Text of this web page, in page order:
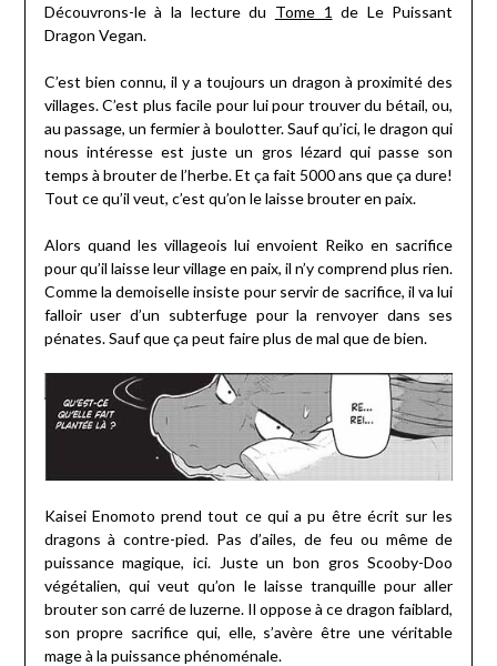
Découvrons-le à la lecture du Tome 1 de Le Puissant
Dragon Vegan.
C’est bien connu, il y a toujours un dragon à proximité des
villages. C’est plus facile pour lui pour trouver du bétail, ou,
au passage, un fermier à boulotter. Sauf qu’ici, le dragon qui
nous intéresse est juste un gros lézard qui passe son
temps à brouter de l’herbe. Et ça fait 5000 ans que ça dure!
Tout ce qu’il veut, c’est qu’on le laisse brouter en paix.
Alors quand les villageois lui envoient Reiko en sacrifice
pour qu’il laisse leur village en paix, il n’y comprend plus rien.
Comme la demoiselle insiste pour servir de sacrifice, il va lui
falloir user d’un subterfuge pour la renvoyer dans ses
pénates. Sauf que ça peut faire plus de mal que de bien.
Kaisei Enomoto prend tout ce qui a pu être écrit sur les
dragons à contre-pied. Pas d’ailes, de feu ou même de
puissance magique, ici. Juste un bon gros Scooby-Doo
végétalien, qui veut qu’on le laisse tranquille pour aller
brouter son carré de luzerne. Il oppose à ce dragon faiblard,
son propre sacrifice qui, elle, s’avère être une véritable
mage à la puissance phénoménale.